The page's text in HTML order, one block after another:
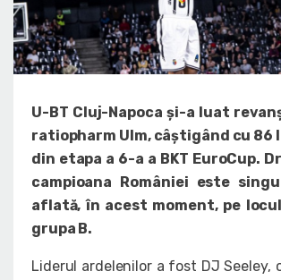
U-BT Cluj-Napoca și-a luat
ratiopharm Ulm, câștigând cu 86
din etapa a 6-a a BKT EuroCup.
campioana României este
aflată, în acest moment, pe
grupa B.
Liderul ardelenilor a fost DJ Seeley,